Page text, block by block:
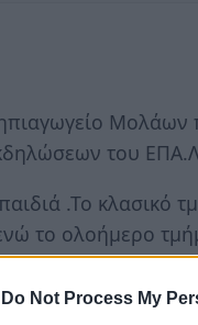
Do Not Process My
Μολάων
του
.Το κλασικό
το ολοήμερο
διαφόρων
δώρα και